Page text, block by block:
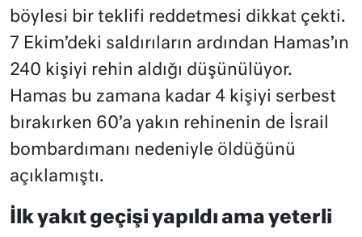
böylesi bir teklifi reddetmesi dikkat çekti.
7 Ekim’deki saldırıların ardından Hamas’ın
240 kişiyi rehin aldığı düşünülüyor.
Hamas bu zamana kadar 4 kişiyi serbest
bırakırken 60’a yakın rehinenin de İsrail
bombardımanı nedeniyle öldüğünü
açıklamıştı.
İlk yakıt geçişi yapıldı ama yeterli